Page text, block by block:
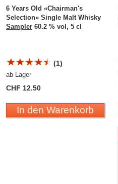
6 Years Old «Chairman's
Selection» Single Malt Whisky
Sampler 60.2 % vol, 5 cl
(1)
ab Lager
CHF 12.50
In den Warenkorb